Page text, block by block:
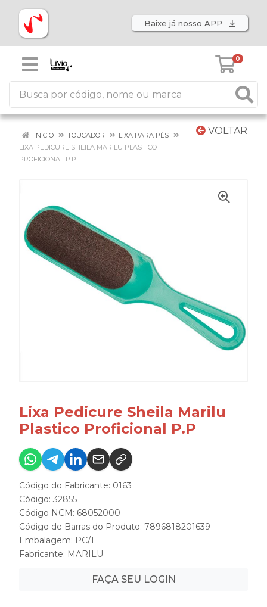
Baixe já nosso APP
0
VOLTAR
INÍCIO TOUCADOR
LIXA PARA PÉS
LIXA PEDICURE SHEILA MARILU PLASTICO
PROFICIONAL P.P
Lixa Pedicure Sheila Marilu
Plastico Proficional P.P
Código do Fabricante: 0163
Código: 32855
Código NCM: 68052000
Código de Barras do Produto: 7896818201639
Embalagem: PC/1
Fabricante: MARILU
FAÇA SEU LOGIN